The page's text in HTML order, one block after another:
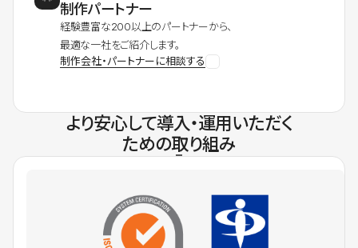
制作パートナー
経験豊富な200以上のパートナーから、
最適な一社をご紹介します。
制作会社・パートナーに相談する
より安心して導入・運用いただく
ための取り組み